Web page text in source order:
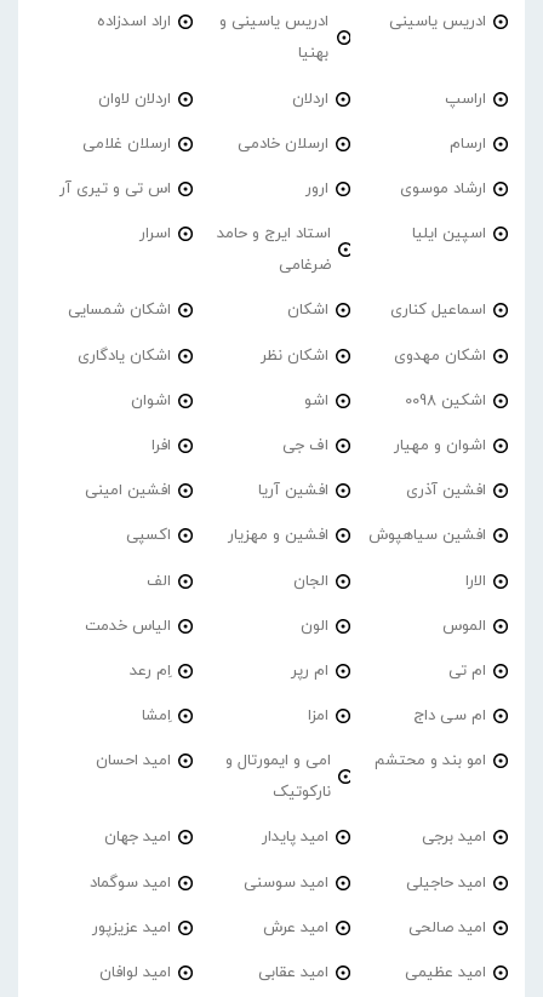
ادریس یاسینی
ادریس یاسینی و
بهنیا
اراد اسدزاده
اراسپ اردلان اردلان لاوان
ارسام ارسلان خادمی ارسلان غلامی
ارشاد موسوی ارور اس تی و تیری آر
اسپین ایلیا
استاد ایرج و حامد
ضرغامی
اسرار
اسماعیل کناری اشکان اشکان شمسایی
اشکان مهدوی اشکان نظر اشکان یادگاری
اشکین 0098 اشو اشوان
اشوان و مهیار اف جی افرا
افشین آذری افشین آریا افشین امینی
افشین سیاهپوش افشین و مهزیار اکسپی
الارا الجان الف
الموس الون الیاس خدمت
ام تی ام رپر اِم رعد
ام سی داج امزا اِمشا
امو بند و محتشم
امی و ایمورتال و
نارکوتیک
امید احسان
امید برجی امید پایدار امید جهان
امید حاجیلی امید سوسنی امید سوگماد
امید صالحی امید عرش امید عزیزپور
امید عظیمی امید عقابی امید لوافان